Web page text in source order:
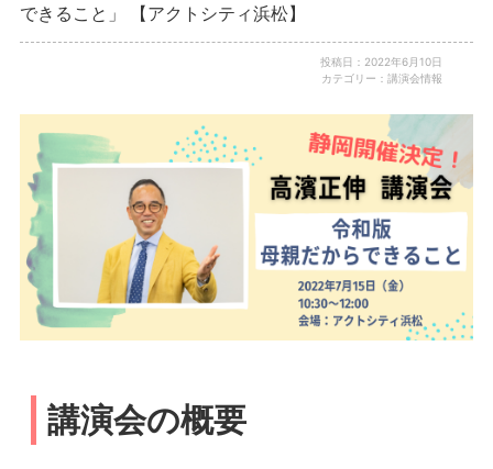
できること」 【アクトシティ浜松】
投稿日：2022年6月10日
カテゴリー：講演会情報
講演会の概要